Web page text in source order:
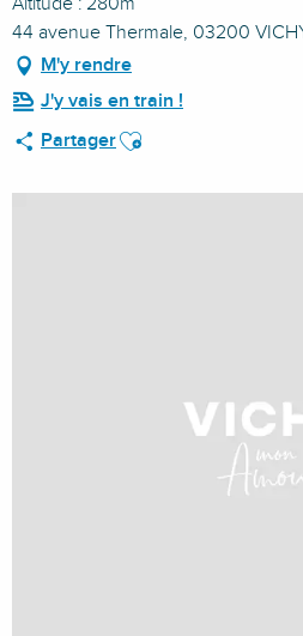
44 avenue Thermale, 03200
M'y rendre
J'y vais en train !
PartagerAjouter aux favoris